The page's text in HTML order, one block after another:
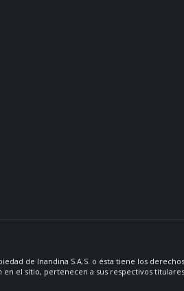
de Inandina S.A.S. o ésta tiene los
el sitio, pertenecen a sus respectivos